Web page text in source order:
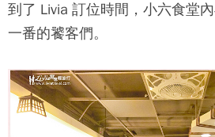
到了 Livia 訂位時間， 小六食堂
一番的饕客們。